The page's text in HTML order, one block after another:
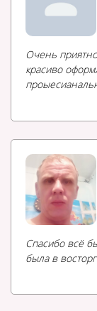
Очень
красиво
Спасибо всё
была в